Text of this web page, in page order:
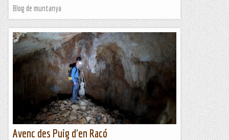
Blog de muntanya
Avenc des Puig d'en Racó